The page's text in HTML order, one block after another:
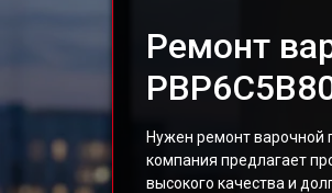
Ремонт
Нужен ремонт варочной
компания предлагает
высокого качества и